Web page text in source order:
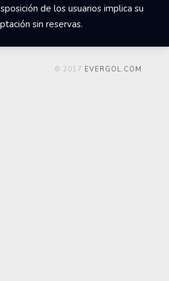
de los usuarios implica su
sin reservas.
© 2017 EVERGOL.COM